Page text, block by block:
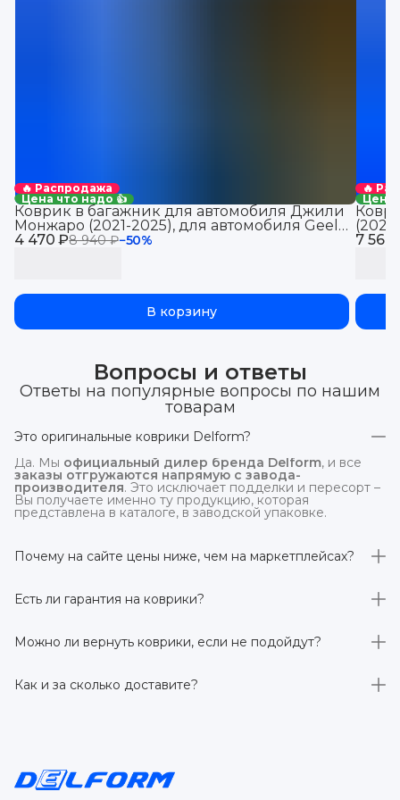
🔥 Распродажа
Цена что надо 👍
4 470 ₽8 940 ₽−50%
Коврик в багажник для автомобиля Джили
Монжаро (2021-2025), для автомобиля Geely
Monjaro, EVA 3D
В корзину
🔥
Цена
7 560
Вопросы и ответы
Ответы на популярные вопросы по нашим
товарам
Это оригинальные коврики Delform?
Да. Мы официальный дилер бренда Delform, и все
заказы отгружаются напрямую с завода-
производителя. Это исключает подделки и пересорт –
Вы получаете именно ту продукцию, которая
представлена в каталоге, в заводской упаковке.
Почему на сайте цены ниже, чем на маркетплейсах?
отгрузка идётнапрямую со склада производителя
без посредников.
Есть ли гарантия на коврики?
производителя 3 года. Если в течение этого срока
обнаружится производственный дефект – заменим
Можно ли вернуть коврики, если не подойдут?
заказанного дистанционно,без объяснения причин –
при условии сохранения товарного вида. Если коврик не
Как и за сколько доставите?